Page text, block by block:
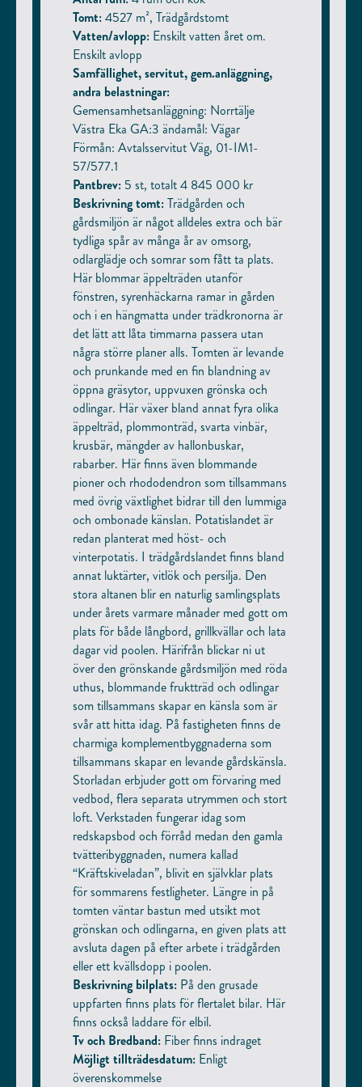
Tomt:4527 m², Trädgårdstomt
Vatten/avlopp: Enskilt vatten året om.
Enskilt avlopp
Samfällighet, servitut, gem.anläggning,
andra belastningar:
Gemensamhetsanläggning: Norrtälje
Västra Eka GA:3 ändamål: Vägar
Förmån: Avtalsservitut Väg, 01-IM1-
57/577.1
Pantbrev: 5 st, totalt 4 845 000 kr
Beskrivning tomt:Trädgården och
gårdsmiljön är något alldeles extra och bär
tydliga spår av många år av omsorg,
odlarglädje och somrar som fått ta plats.
Här blommar äppelträden utanför
fönstren, syrenhäckarna ramar in gården
och i en hängmatta under trädkronorna är
det lätt att låta timmarna passera utan
några större planer alls. Tomten är levande
och prunkande med en fin blandning av
öppna gräsytor, uppvuxen grönska och
odlingar. Här växer bland annat fyra olika
äppelträd, plommonträd, svarta vinbär,
krusbär, mängder av hallonbuskar,
rabarber. Här finns även blommande
pioner och rhododendron som tillsammans
med övrig växtlighet bidrar till den lummiga
och ombonade känslan. Potatislandet är
redan planterat med höst- och
vinterpotatis. I trädgårdslandet finns bland
annat luktärter, vitlök och persilja. Den
stora altanen blir en naturlig samlingsplats
under årets varmare månader med gott om
plats för både långbord, grillkvällar och lata
dagar vid poolen. Härifrån blickar ni ut
över den grönskande gårdsmiljön med röda
uthus, blommande fruktträd och odlingar
som tillsammans skapar en känsla som är
svår att hitta idag. På fastigheten finns de
charmiga komplementbyggnaderna som
tillsammans skapar en levande gårdskänsla.
Storladan erbjuder gott om förvaring med
vedbod, flera separata utrymmen och stort
loft. Verkstaden fungerar idag som
redskapsbod och förråd medan den gamla
tvätteribyggnaden, numera kallad
“Kräftskiveladan”, blivit en självklar plats
för sommarens festligheter. Längre in på
tomten väntar bastun med utsikt mot
grönskan och odlingarna, en given plats att
avsluta dagen på efter arbete i trädgården
eller ett kvällsdopp i poolen.
Beskrivning bilplats: På den grusade
uppfarten finns plats för flertalet bilar. Här
finns också laddare för elbil.
Tv och Bredband: Fiber finns indraget
Möjligt tillträdesdatum: Enligt
överenskommelse